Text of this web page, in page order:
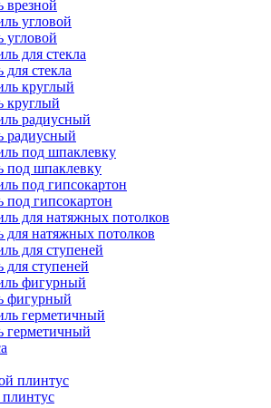
врезной
угловой
стекла
круглый
радиусный
под шпаклевку
гипсокартон
для натяжных потолков
ступеней
фигурный
герметичный